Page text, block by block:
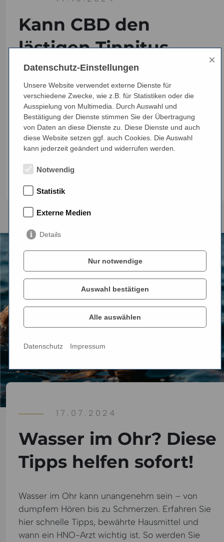
Kann CBD den
lästigen Tinnitus
stoppen?
Tinnitus quält Sie mit ständigem Rauschen im
Ohr? Erfahren Sie, ob CBD eine wirksame
Linderung bieten kann und worauf Sie beim Kauf
von CBD-Produkten achten sollten.
Jetzt lesen!
17.07.2024
Wasser im Ohr? Diese
Tipps helfen sofort!
Wasser im Ohr kann unangenehm sein – von
dumpfem Hören bis zu Schmerzen. Erfahren Sie
hier schnelle Tipps, bewährte Hausmittel und
wann ein HNO-Arzt wichtig ist. So werden Sie
Datenschutz-Einstellungen
×
Unsere Website verwendet externe Dienste für
verschiedene Zwecke, wie z.B. für Statistiken oder die
Ausspielung von Multimedia. Durch Auswahl und
Bestätigung der Dienste stimmen Sie der Übertragung
von Daten an diese Dienste zu. Diese Dienste und auch
diese Website setzen ggf. auch Cookies. Die Auswahl
kann jederzeit geändert und widerrufen werden.
Notwendig
Statistik
Externe Medien
Details
Nur notwendige
Auswahl bestätigen
Alle auswählen
Datenschutz Impressum